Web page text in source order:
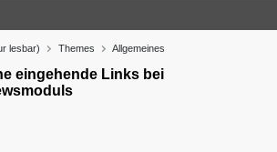
lesbar) Themes Allgemeines
eingehende Links bei